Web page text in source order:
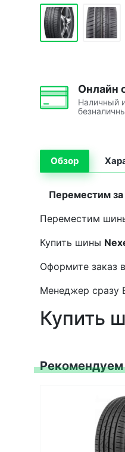
Онлайн
Наличный
Обзор
Переместим
Переместим
Купить шины
Оформите заказ
Менеджер сразу
Купить